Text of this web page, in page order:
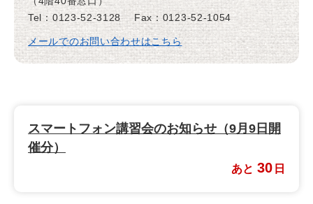
Tel：0123-52-3128
Fax：0123-52-1054
メールでのお問い合わせはこちら
スマートフォン講習会のお知らせ（9月9日開
催分）
あと 30 日